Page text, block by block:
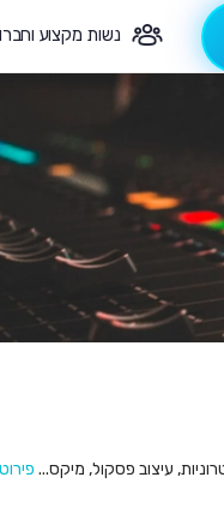
נשות מקצוע
עיצוב פסקול, מיקס...